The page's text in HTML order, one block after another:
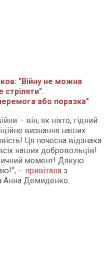
"Війну не можна
або поразка"
– він, як ніхто, гідний
визнання наших
Ця почесна відзнака
наших добровольців!
момент! Дякую
– привітала з
Анна Демиденко.